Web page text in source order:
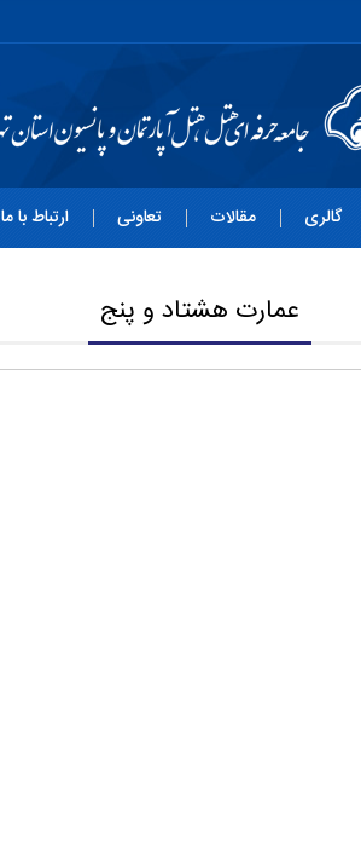
گالری مقالات تعاونی ارتباط با ما
عمارت هشتاد و پنج